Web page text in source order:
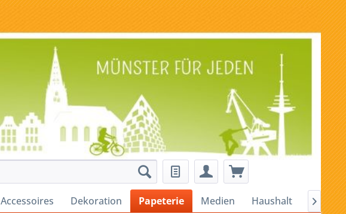
Accessoires Dekoration Papeterie Medien Haushalt Alles für
